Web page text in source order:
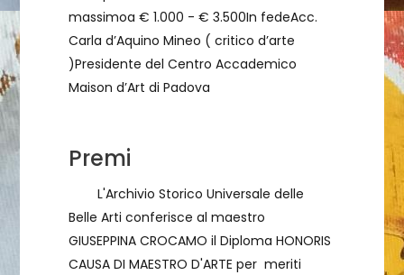
massimoa € 1.000 - € 3.500In fedeAcc.
Carla d’Aquino Mineo ( critico d’arte
)Presidente del Centro Accademico
Maison d’Art di Padova
Premi
L'Archivio Storico Universale delle
Belle Arti conferisce al maestro
GIUSEPPINA CROCAMO il Diploma HONORIS
CAUSA DI MAESTRO D'ARTE per meriti